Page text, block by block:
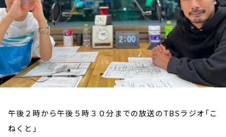
午後２時から午後５時３０分までの放送のTBSラジオ「こ
ねくと」